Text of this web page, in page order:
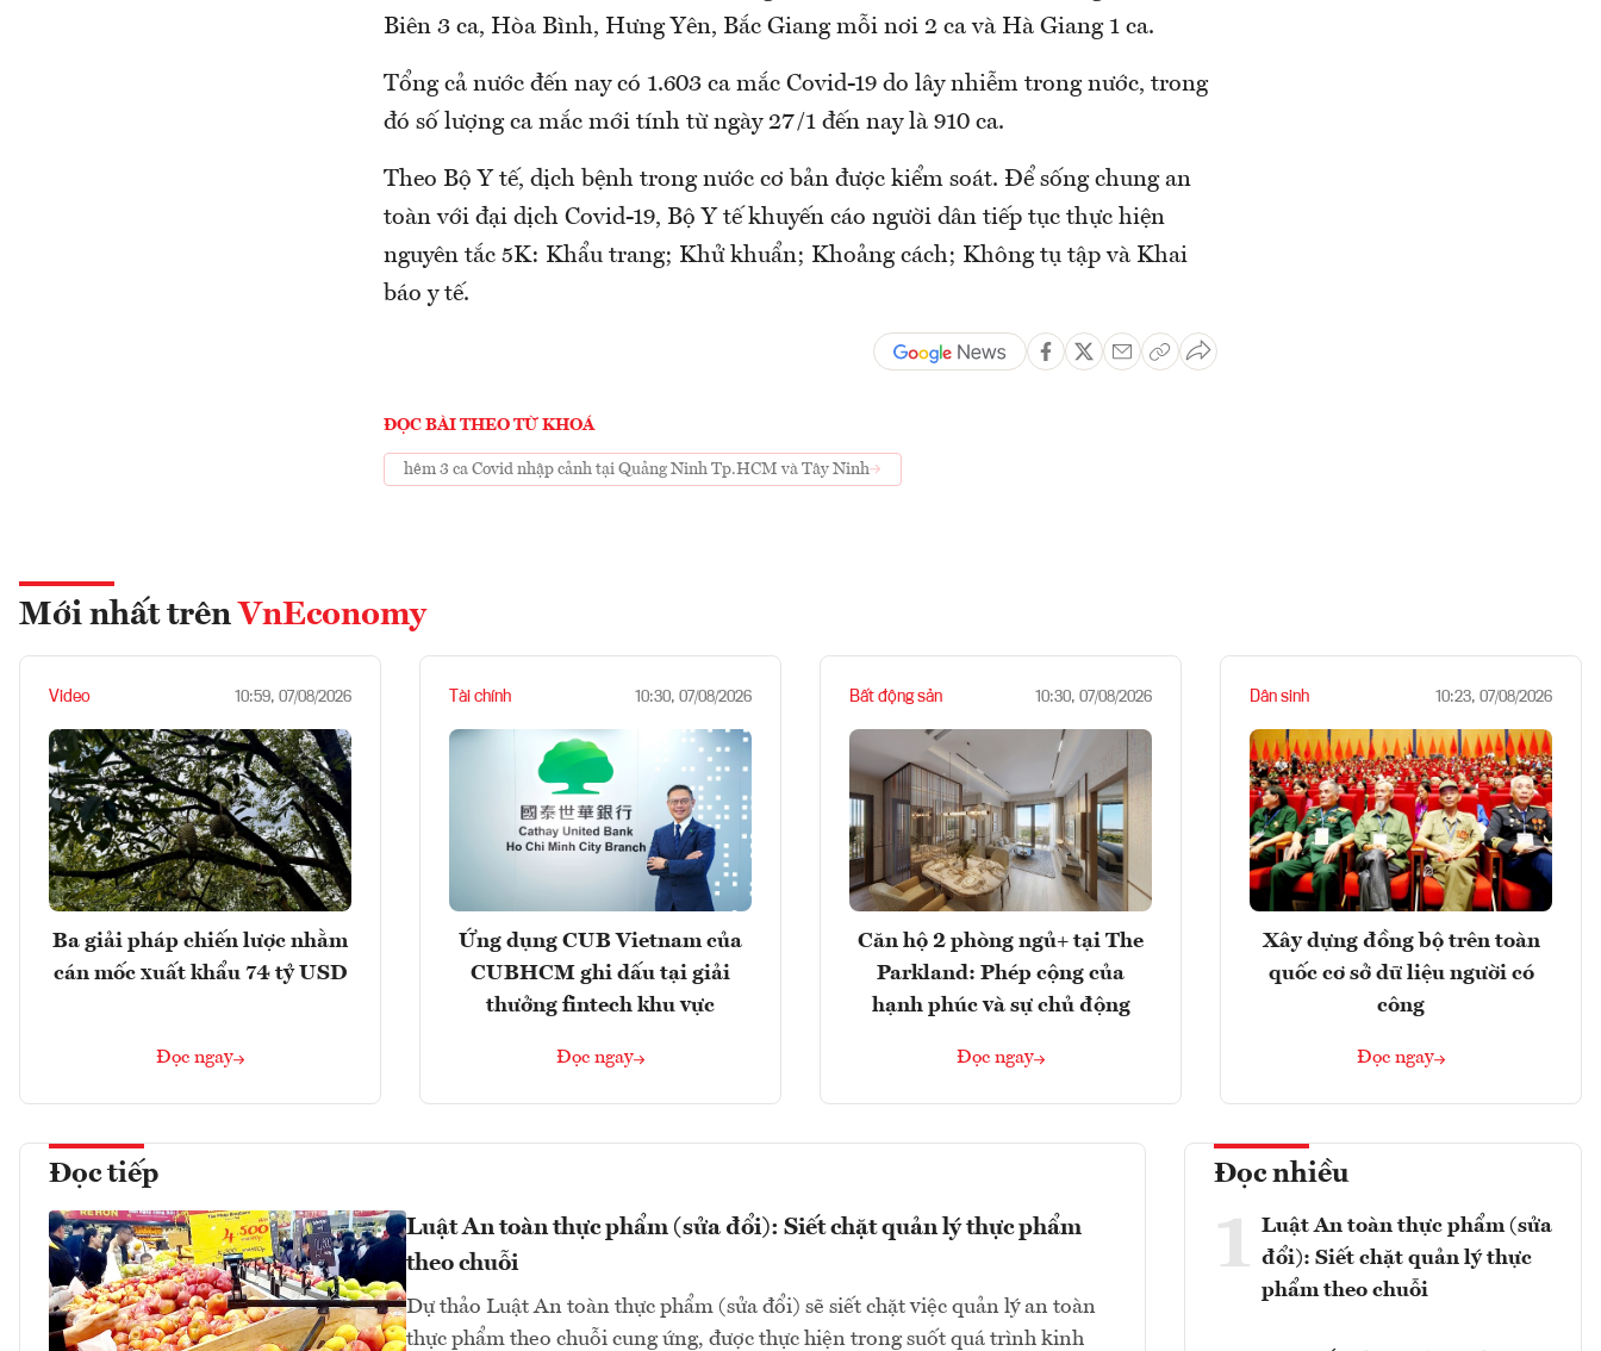
Biên 3 ca, Hòa Bình, Hưng Yên, Bắc Giang mỗi nơi 2 ca và Hà Giang 1 ca.
Tổng cả nước đến nay có 1.603 ca mắc Covid-19 do lây nhiễm trong nước, trong
đó số lượng ca mắc mới tính từ ngày 27/1 đến nay là 910 ca.
Theo Bộ Y tế, dịch bệnh trong nước cơ bản được kiểm soát. Để sống chung an
toàn với đại dịch Covid-19, Bộ Y tế khuyến cáo người dân tiếp tục thực hiện
nguyên tắc 5K: Khẩu trang; Khử khuẩn; Khoảng cách; Không tụ tập và Khai
báo y tế.
ĐỌC BÀI THEO TỪ KHOÁ
hêm 3 ca Covid nhập cảnh tại Quảng Ninh Tp.HCM và Tây Ninh
Mới nhất trên VnEconomy
Video 10:59, 07/08/2026
Ba giải pháp chiến lược nhằm
cán mốc xuất khẩu 74 tỷ USD
Đọc ngay
Tài chính 10:30, 07/08/2026
Ứng dụng CUB Vietnam của
CUBHCM ghi dấu tại giải
thưởng fintech khu vực
Đọc ngay
Bất động sản 10:30, 07/08/2026
Căn hộ 2 phòng ngủ+ tại The
Parkland: Phép cộng của
hạnh phúc và sự chủ động
Đọc ngay
Dân sinh 10:23, 07/08/2026
Xây dựng đồng bộ trên toàn
quốc cơ sở dữ liệu người có
công
Đọc ngay
Đọc tiếp
Luật An toàn thực phẩm (sửa đổi): Siết chặt quản lý thực phẩm
theo chuỗi
Dự thảo Luật An toàn thực phẩm (sửa đổi) sẽ siết chặt việc quản lý an toàn
thực phẩm theo chuỗi cung ứng, được thực hiện trong suốt quá trình kinh
Đọc nhiều
1 Luật An toàn thực phẩm (sửa
đổi): Siết chặt quản lý thực
phẩm theo chuỗi